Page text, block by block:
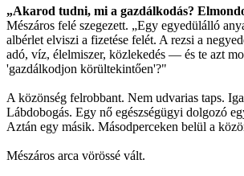
„Akarod tudni, mi a gazdálkodás?
Mészáros felé szegezett. „Egy egyedülálló
albérlet elviszi a fizetése felét. A rezsi a
adó, víz, élelmiszer, közlekedés — és te azt
'gazdálkodjon körültekintően'?"
A közönség felrobbant. Nem udvarias taps.
Lábdobogás. Egy nő egészségügyi dolgozó
Aztán egy másik. Másodperceken belül a
Mészáros arca vörössé vált.